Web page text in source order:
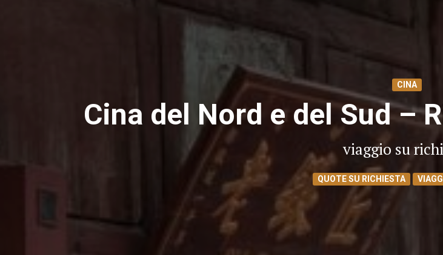
CINA
Cina del Nord e del Sud –
viaggio su
QUOTE SU RICHIESTA